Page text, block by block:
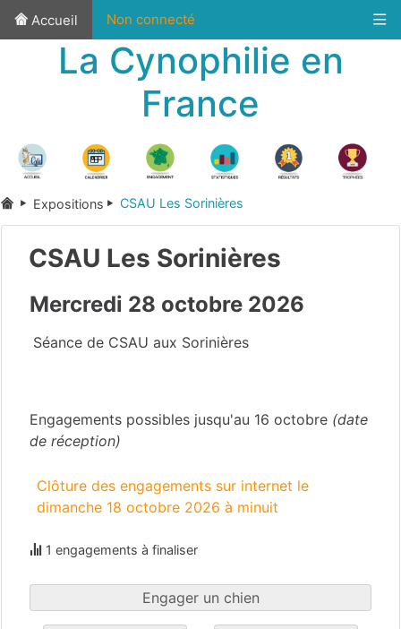
Accueil Non connecté
La Cynophilie en
France
Expositions CSAU Les Sorinières
CSAU Les Sorinières
Mercredi 28 octobre 2026
Séance de CSAU aux Sorinières
Engagements possibles jusqu'au 16 octobre (date
de réception)
Clôture des engagements sur internet le
dimanche 18 octobre 2026 à minuit
1 engagements à finaliser
Engager un chien